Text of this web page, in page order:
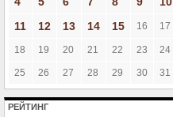
11
12 13 14 15 16 17
18 19 20 21 22 23 24
25 26 27 28 29 30 31
РЕЙТИНГ